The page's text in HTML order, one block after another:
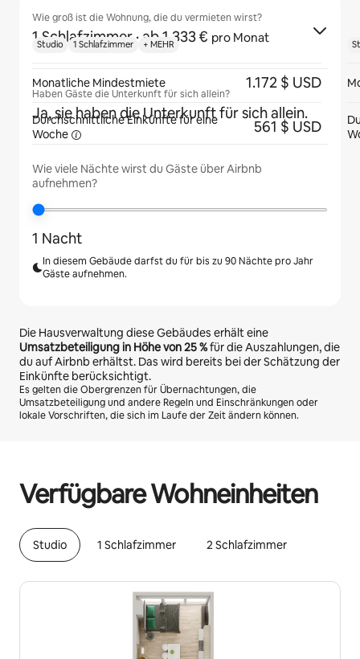
Wie groß ist die Wohnung, die du vermieten wirst?
1 Schlafzimmer · ab 1.333 € pro Monat
Haben Gäste die Unterkunft für sich allein?
Ja, sie haben die Unterkunft für sich allein.
Wie viele Nächte wirst du Gäste über Airbnb
aufnehmen?
1 Nacht
In diesem Gebäude darfst du für bis zu 90 Nächte pro Jahr
Gäste aufnehmen.
Die Hausverwaltung diese Gebäudes erhält eine
Umsatzbeteiligung in Höhe von25 %für die Auszahlungen, die
du auf Airbnb erhältst. Das wird bereits bei der Schätzung der
Einkünfte berücksichtigt.
Es gelten die Obergrenzen für Übernachtungen, die
Umsatzbeteiligung und andere Regeln und Einschränkungen oder
lokale Vorschriften, die sich im Laufe der Zeit ändern können.
Verfügbare Wohneinheiten
Studio 1 Schlafzimmer 2 Schlafzimmer
Studio 1 Schlafzimmer + MEHR
Monatliche Mindestmiete 1.172 $ USD
Durchschnittliche Einkünfte für eine
Woche
561 $ USD